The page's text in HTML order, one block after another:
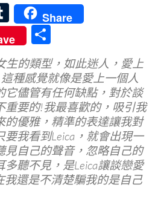
T
u
m
bl
r
Share
享
生的類型，如此迷人，愛上
這種感覺就像是愛上一個人
它儘管有任何缺點，對於談
重要的!我最喜歡的，吸引我
的優雅，精準的表達讓我對
我看到Leica，就會出現一
見自己的聲音，忽略自己的
聽不見，是Leica讓談戀愛
還是不清楚騙我的是自己